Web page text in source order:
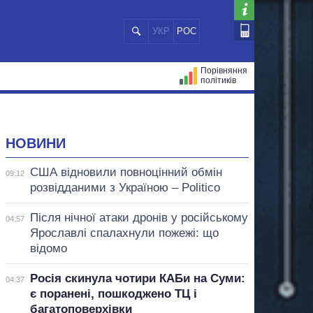
УКР РОС
Порівняння
політиків
НОВИНИ
09:12
США відновили повноцінний обмін
розвідданими з Україною – Politico
04:57
Після нічної атаки дронів у російському
Ярославлі спалахнули пожежі: що
відомо
04:37
Росія скинула чотири КАБи на Суми:
є поранені, пошкоджено ТЦ і
багатоповерхівки